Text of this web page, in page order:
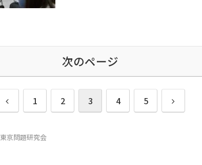
次のページ
前
1 2 3 4 5
次
東京問題研究会